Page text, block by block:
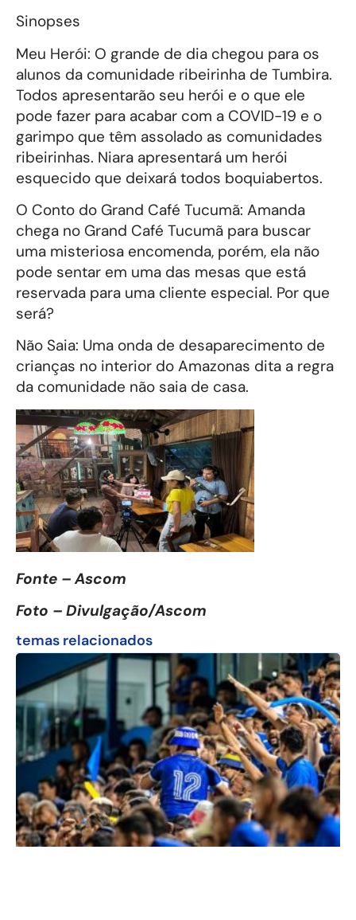
Sinopses
Meu Herói: O grande de dia chegou para os
alunos da comunidade ribeirinha de Tumbira.
Todos apresentarão seu herói e o que ele
pode fazer para acabar com a COVID-19 e o
garimpo que têm assolado as comunidades
ribeirinhas. Niara apresentará um herói
esquecido que deixará todos boquiabertos.
O Conto do Grand Café Tucumã: Amanda
chega no Grand Café Tucumã para buscar
uma misteriosa encomenda, porém, ela não
pode sentar em uma das mesas que está
reservada para uma cliente especial. Por que
será?
Não Saia: Uma onda de desaparecimento de
crianças no interior do Amazonas dita a regra
da comunidade não saia de casa.
Fonte – Ascom
Foto – Divulgação/Ascom
temas relacionados